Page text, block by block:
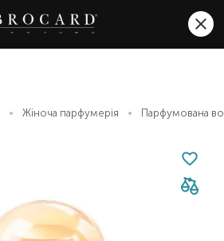
Жіноча парфумерія Парфумована